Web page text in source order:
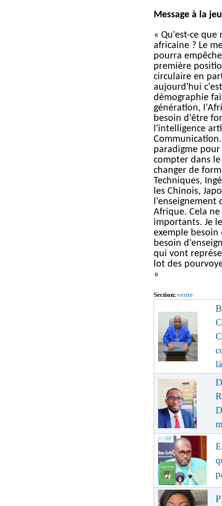
Message à la
« Qu'est-ce
africaine ? Le
pourra
première
circulaire en
aujourd'hui
démographie
génération,
besoin d'être
l'intelligence
paradigme
compter dans
changer de
Techniques,
les Chinois,
l'enseignement
Afrique. Cela
importants. Je
exemple
besoin
qui vont
lot des
»
Section: verite